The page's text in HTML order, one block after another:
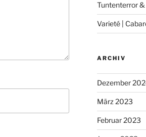
Tuntenterror &
Varieté |
ARCHIV
Dezember
März 2023
Februar 2023